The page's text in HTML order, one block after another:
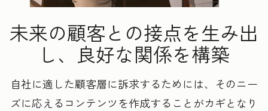
未来の顧客との接点を生み出
し、良好な関係を構築
自社に適した顧客層に訴求するためには、そのニー
ズに応えるコンテンツを作成することがカギとなり